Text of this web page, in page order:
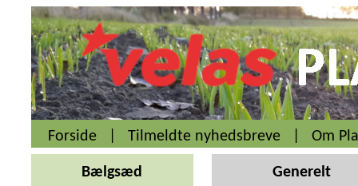
Forside Tilmeldte nyhedsbreve Om
Bælgsæd Generelt